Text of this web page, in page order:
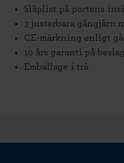
Släplist på portens
3 justerbara gångjärn
CE-märkning enligt
10 års garanti på
Emballage i trä